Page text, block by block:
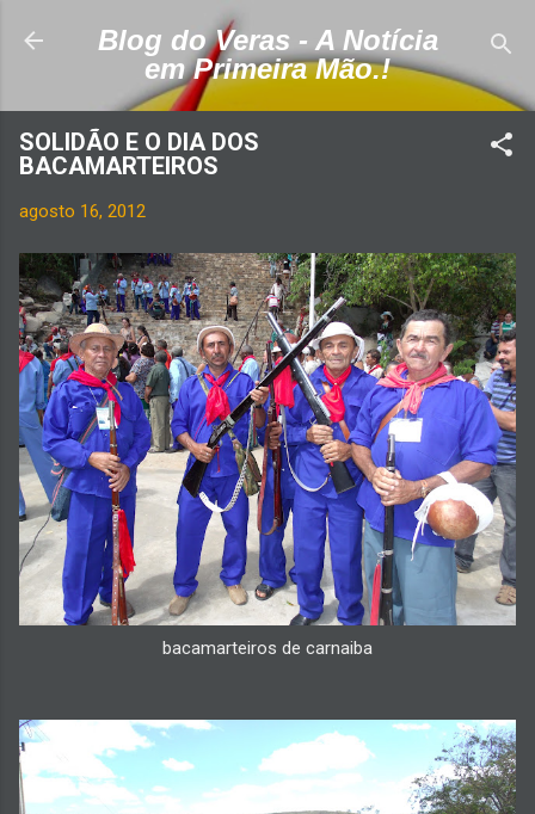
Pular para o conteúdo principal
Blog do Veras - A Notícia
em Primeira Mão.!
SOLIDÃO E O DIA DOS
BACAMARTEIROS
agosto 16, 2012
bacamarteiros de carnaiba